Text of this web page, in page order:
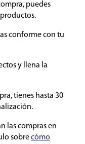
puedes
conforme con tu
y llena la
tienes hasta 30
las compras en
sobrecómo